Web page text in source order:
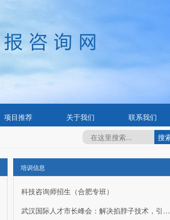
项目推荐 关于我们
联系我们
培训信息
科技咨询师招生（合肥专班）
武汉国际人才市长峰会：解决掐脖子技术，引进国际人才